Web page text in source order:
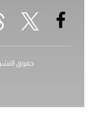
حقوق النشر © 2013 - 2025 | OXShare | جميع الحقوق محفوظة